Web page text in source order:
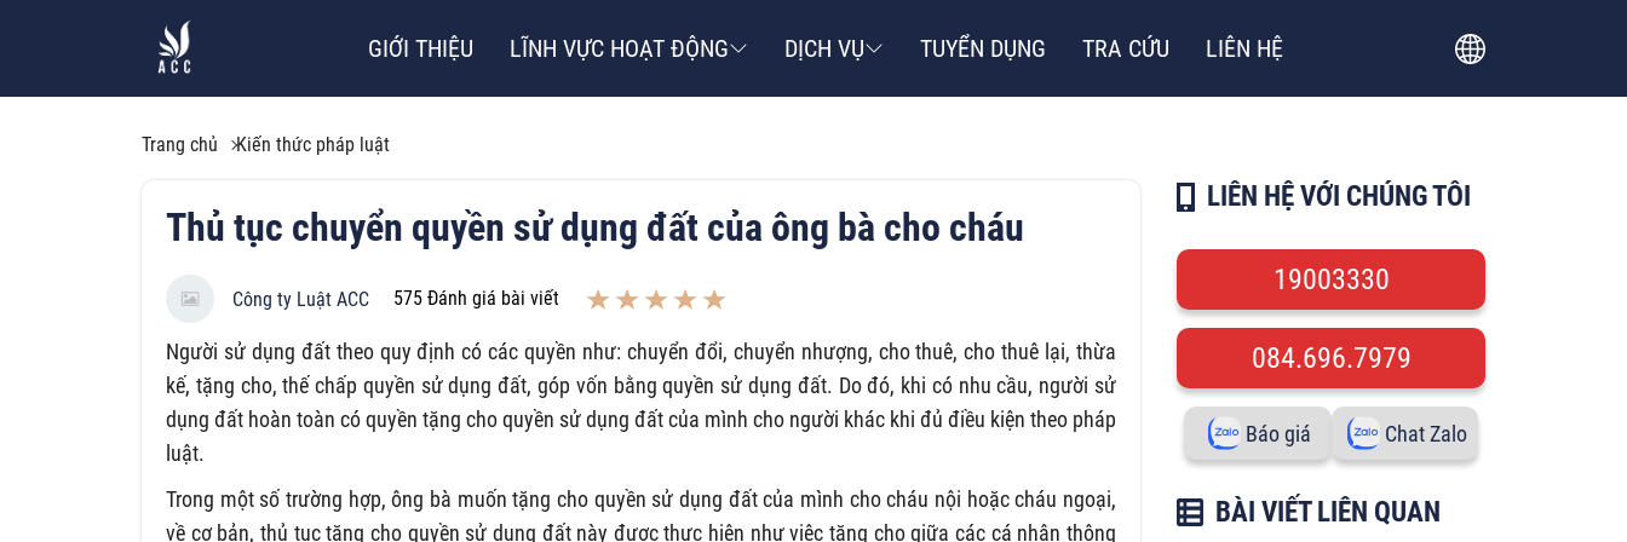
GIỚI THIỆU LĨNH VỰC HOẠT ĐỘNG DỊCH VỤ TUYỂN DỤNG TRA CỨU LIÊN HỆ
Trang chủ Kiến thức pháp luật
Thủ tục chuyển quyền sử dụng đất của ông bà cho cháu
Công ty Luật ACC 575 Đánh giá bài viết
Người sử dụng đất theo quy định có các quyền như: chuyển đổi, chuyển nhượng, cho thuê, cho thuê lại, thừa
kế, tặng cho, thế chấp quyền sử dụng đất, góp vốn bằng quyền sử dụng đất. Do đó, khi có nhu cầu, người sử
dụng đất hoàn toàn có quyền tặng cho quyền sử dụng đất của mình cho người khác khi đủ điều kiện theo pháp
luật.
Trong một số trường hợp, ông bà muốn tặng cho quyền sử dụng đất của mình cho cháu nội hoặc cháu ngoại,
về cơ bản, thủ tục tặng cho quyền sử dụng đất này được thực hiện như việc tặng cho giữa các cá nhân thông
LIÊN HỆ VỚI CHÚNG TÔI
19003330
084.696.7979
Báo giá Chat Zalo
BÀI VIẾT LIÊN QUAN